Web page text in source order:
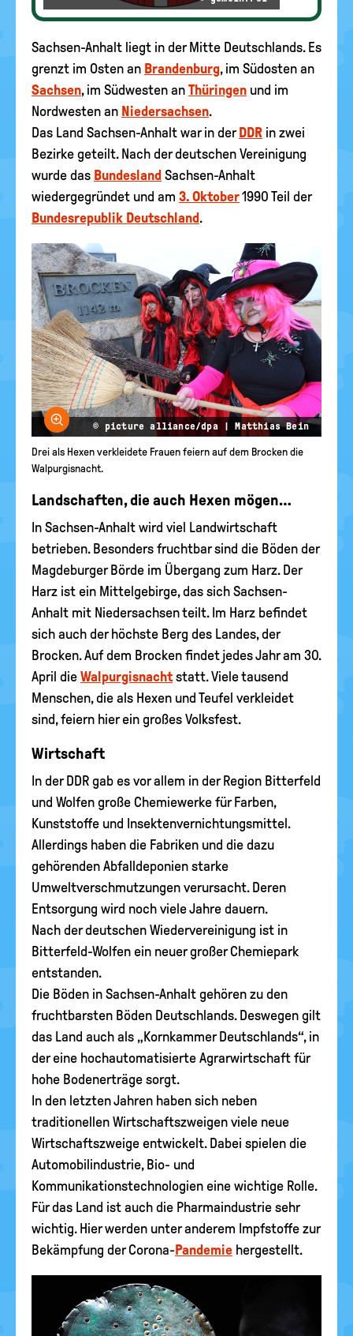
Sachsen-Anhalt liegt in der Mitte Deutschlands. Es
grenzt im Osten an Brandenburg, im Südosten an
Sachsen, im Südwesten an Thüringen und im
Nordwesten an Niedersachsen.
Das Land Sachsen-Anhalt war in derDDR in zwei
Bezirke geteilt. Nach der deutschen Vereinigung
wurde das Bundesland Sachsen-Anhalt
wiedergegründet und am 3. Oktober1990 Teil der
Bundesrepublik Deutschland.
Bild vergrößern
© picture alliance/dpa | Matthias Bein
Drei als Hexen verkleidete Frauen feiern auf dem Brocken die
Walpurgisnacht.
Landschaften, die auch Hexen mögen…
In Sachsen-Anhalt wird viel Landwirtschaft
betrieben. Besonders fruchtbar sind die Böden der
Magdeburger Börde im Übergang zum Harz. Der
Harz ist ein Mittelgebirge, das sich Sachsen-
Anhalt mit Niedersachsen teilt. Im Harz befindet
sich auch der höchste Berg des Landes, der
Brocken. Auf dem Brocken findet jedes Jahr am 30.
April die Walpurgisnachtstatt. Viele tausend
Menschen, die als Hexen und Teufel verkleidet
sind, feiern hier ein großes Volksfest.
Wirtschaft
In der DDR gab es vor allem in der Region Bitterfeld
und Wolfen große Chemiewerke für Farben,
Kunststoffe und Insektenvernichtungsmittel.
Allerdings haben die Fabriken und die dazu
gehörenden Abfalldeponien starke
Umweltverschmutzungen verursacht. Deren
Entsorgung wird noch viele Jahre dauern.
Nach der deutschen Wiedervereinigung ist in
Bitterfeld-Wolfen ein neuer großer Chemiepark
entstanden.
Die Böden in Sachsen-Anhalt gehören zu den
fruchtbarsten Böden Deutschlands. Deswegen gilt
das Land auch als „Kornkammer Deutschlands“, in
der eine hochautomatisierte Agrarwirtschaft für
hohe Bodenerträge sorgt.
In den letzten Jahren haben sich neben
traditionellen Wirtschaftszweigen viele neue
Wirtschaftszweige entwickelt. Dabei spielen die
Automobilindustrie, Bio- und
Kommunikationstechnologien eine wichtige Rolle.
Für das Land ist auch die Pharmaindustrie sehr
wichtig. Hier werden unter anderem Impfstoffe zur
Bekämpfung der Corona-Pandemie hergestellt.